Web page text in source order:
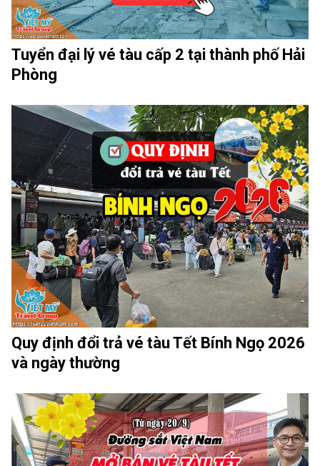
Tuyển đại lý vé tàu cấp 2 tại thành phố Hải
Phòng
Quy định đổi trả vé tàu Tết Bính Ngọ 2026
và ngày thường